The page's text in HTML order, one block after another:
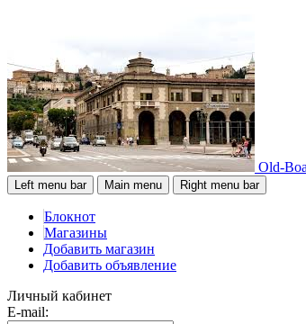
Old-
Left menu bar Main menu Right menu bar
Блокнот
Магазины
Добавить магазин
Добавить объявление
Личный кабинет
E-mail: